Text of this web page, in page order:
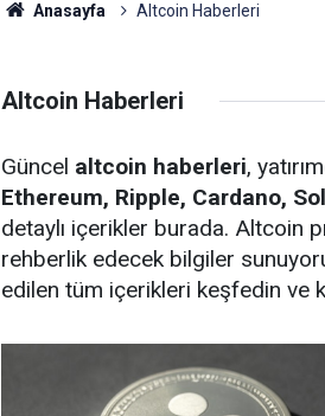
Anasayfa Altcoin Haberleri
Altcoin Haberleri
Güncel altcoin haberleri,
Ethereum, Ripple, Cardano,
detaylı içerikler burada. Altcoin
rehberlik edecek bilgiler
edilen tüm içerikleri keşfedin ve